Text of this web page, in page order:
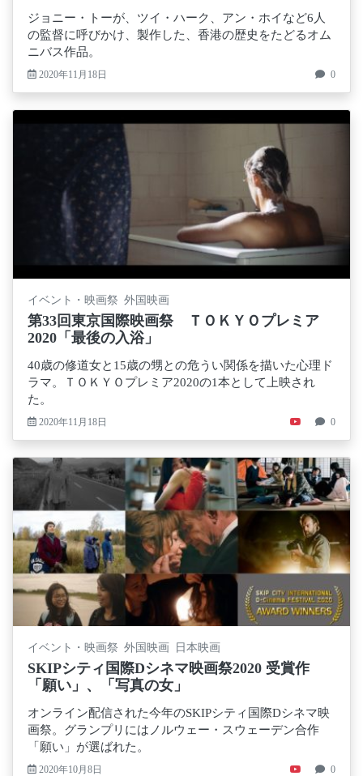
ジョニー・トーが、ツイ・ハーク、アン・ホイなど6人
の監督に呼びかけ、製作した、香港の歴史をたどるオム
ニバス作品。
2020年11月18日 0
イベント・映画祭 外国映画
第33回東京国際映画祭 ＴＯＫＹＯプレミア
2020「最後の入浴」
40歳の修道女と15歳の甥との危うい関係を描いた心理ド
ラマ。ＴＯＫＹＯプレミア2020の1本として上映され
た。
2020年11月18日 0
イベント・映画祭 外国映画 日本映画
SKIPシティ国際Dシネマ映画祭2020 受賞作
「願い」、「写真の女」
オンライン配信された今年のSKIPシティ国際Dシネマ映
画祭。グランプリにはノルウェー・スウェーデン合作
「願い」が選ばれた。
2020年10月8日 0